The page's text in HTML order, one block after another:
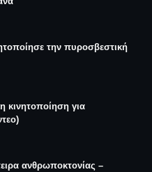
την πυροσβεστική
κινητοποίηση για
ανθρωποκτονίας –